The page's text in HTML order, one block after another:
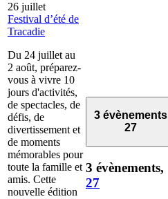
26 juillet
Festival d’été de
Tracadie
Du 24 juillet au
2 août, préparez-
vous à vivre 10
jours d'activités,
de spectacles, de
défis, de
divertissement et
de moments
mémorables pour
toute la famille et
amis. Cette
nouvelle édition
3 évènements
27
3 évènements,
27